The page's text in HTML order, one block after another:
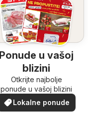
Ponude u vašoj
blizini
Otkrijte najbolje
ponude u vašoj blizini
Lokalne ponude